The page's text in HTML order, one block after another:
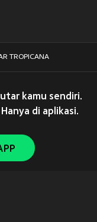
TROPICANA
kamu sendiri.
di aplikasi.